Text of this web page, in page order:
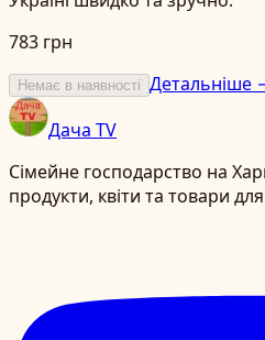
783 грн
Немає в наявності Детальніше
Дача TV
Сімейне господарство на
продукти, квіти та товари